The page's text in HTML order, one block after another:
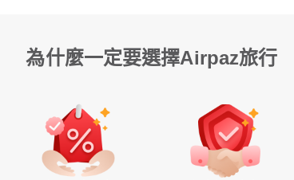
為什麼一定要選擇Airpaz旅行